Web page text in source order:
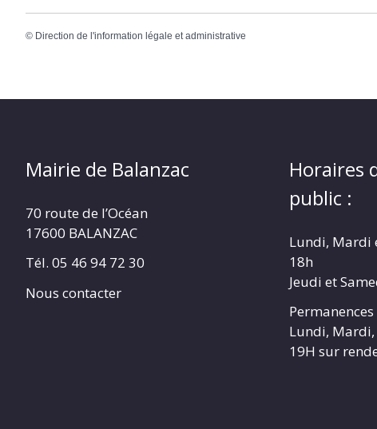
© Direction de l'information légale et administrative
Mairie de Balanzac
70 route de l’Océan
17600 BALANZAC
Tél. 05 46 94 72 30
Nous contacter
Horaires
public :
Lundi, Mardi
18h
Jeudi et
Lundi, Mardi,
19H sur